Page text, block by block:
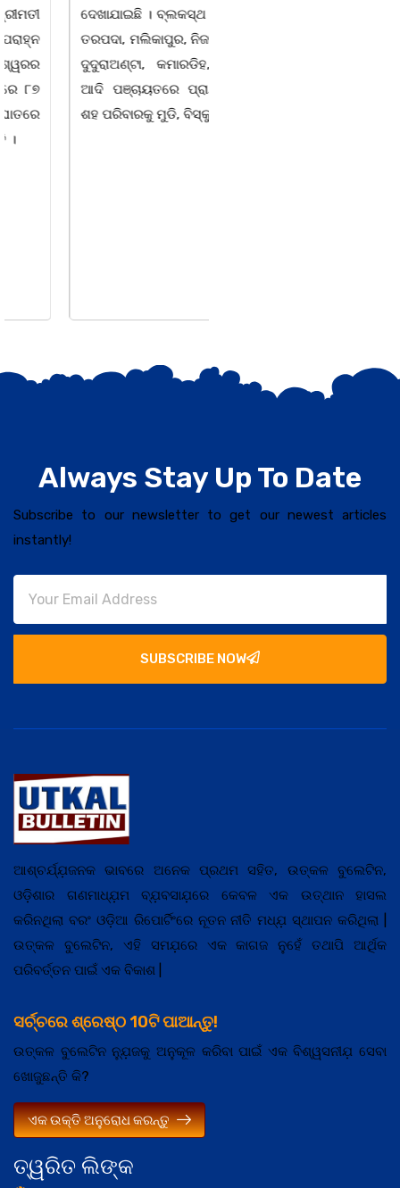
ଦେଖାଯାଇଛି । ବ୍ଲକସ୍ଥ କସପା,
ତରପଦା, ମଲିକାପୁର, ନିଜାମପୁର,
ଦୁଦୁରାଅଣ୍ଟା, କମାରଡିହ, କୟାଁ
ଆଦି ପଞ୍ଚାୟତରେ ପ୍ରାୟ ୧୫
ଶହ ପରିବାରକୁ ମୁଡି, ବିସ୍କୁଟ,
Always Stay Up To Date
Subscribe to our newsletter to get our newest articles
instantly!
SUBSCRIBE NOW
ତ୍ୱରିତ ଲିଙ୍କ
ଆଶ୍ଚର୍ଯ୍ଯ଼ଜନକ ଭାବରେ ଅନେକ ପ୍ରଥମ ସହିତ, ଉତ୍କଳ ବୁଲେଟିନ,
ଓଡ଼ିଶାର ଗଣମାଧ୍ଯ଼ମ ବ୍ଯ଼ବସାଯ଼ରେ କେବଳ ଏକ ଉତ୍ଥାନ ହାସଲ
କରିନଥିଲା ବରଂ ଓଡ଼ିଆ ରିପୋର୍ଟିଂରେ ନୂତନ ନୀତି ମଧ୍ଯ଼ ସ୍ଥାପନ କରିଥିଲା |
ଉତ୍କଳ ବୁଲେଟିନ, ଏହି ସମଯ଼ରେ ଏକ କାଗଜ ନୁହେଁ ତଥାପି ଆର୍ଥିକ
ପରିବର୍ତ୍ତନ ପାଇଁ ଏକ ବିକାଶ |
ସର୍ଚ୍ଚରେ ଶ୍ରେଷ୍ଠ 10ଟି ପାଆନ୍ତୁ!
ଉତ୍କଳ ବୁଲେଟିନ ନ୍ଯ଼ୁଜକୁ ଅନୁକୂଳ କରିବା ପାଇଁ ଏକ ବିଶ୍ୱସନୀଯ଼ ସେବା
ଖୋଜୁଛନ୍ତି କି?
ଏକ ଉକ୍ତି ଅନୁରୋଧ କରନ୍ତୁ